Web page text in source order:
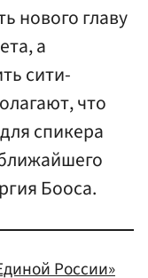
нового главу
а
сити-
что
спикера
Бооса.
России»